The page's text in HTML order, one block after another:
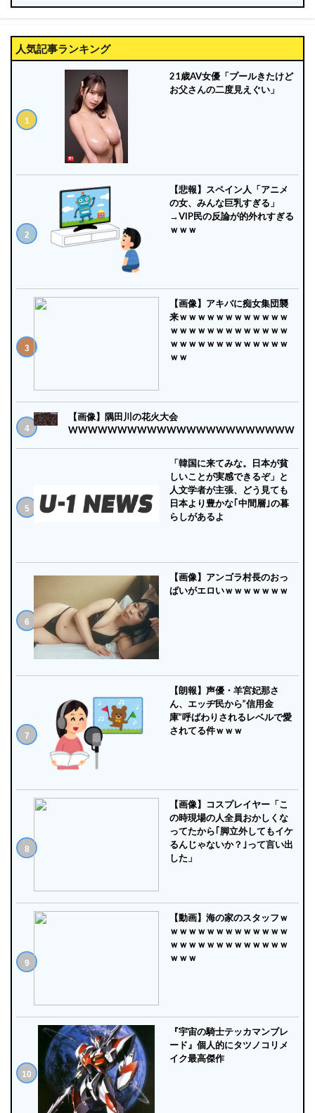
人気記事ランキング
21歳AV女優「プールきたけど
お父さんの二度見えぐい」
【悲報】スペイン人「アニメ
の女、みんな巨乳すぎる」
→VIP民の反論が的外れすぎる
ｗｗｗ
【画像】アキバに痴女集団襲
来ｗｗｗｗｗｗｗｗｗｗｗｗ
ｗｗｗｗｗｗｗｗｗｗｗｗｗ
ｗｗｗｗｗｗｗｗｗｗｗｗｗ
ｗｗ
【画像】隅田川の花火大会
WWWWWWWWWWWWWWWWWWWWWWW
「韓国に来てみな。日本が貧
しいことが実感できるぞ」と
人文学者が主張、どう見ても
日本より豊かな｢中間層｣の暮
らしがあるよ
【画像】アンゴラ村長のおっ
ぱいがエロいｗｗｗｗｗｗｗ
【朗報】声優・羊宮妃那さ
ん、エッヂ民から”信用金
庫”呼ばわりされるレベルで愛
されてる件ｗｗｗ
【画像】コスプレイヤー「こ
の時現場の人全員おかしくな
ってたから｢脚立外してもイケ
るんじゃないか？｣って言い出
した」
【動画】海の家のスタッフｗ
ｗｗｗｗｗｗｗｗｗｗｗｗｗ
ｗｗｗｗｗｗｗｗｗｗｗｗｗ
ｗｗｗ
『宇宙の騎士テッカマンブレ
ード』個人的にタツノコリメ
イク最高傑作